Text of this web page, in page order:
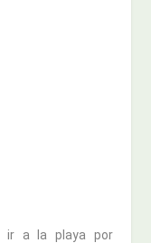
ir a la playa por